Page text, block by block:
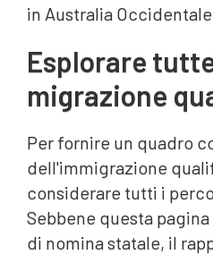
in Australia
Esplorare
migrazione
Per fornire un quadro
dell'immigrazione
considerare tutti i
Sebbene questa
di nomina statale, il